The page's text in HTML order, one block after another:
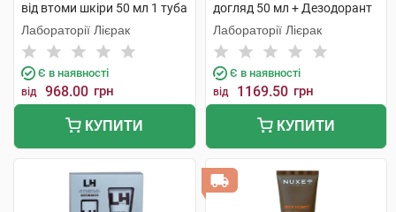
від втоми шкіри 50 мл 1 туба
Лабораторії Лієрак
Є в наявності
від 968.00 грн
КУПИТИ
догляд 50 мл + Дезодорант
50 мл 1 набір
Лабораторії Лієрак
Є в наявності
від 1169.50 грн
КУПИТИ